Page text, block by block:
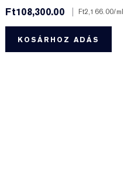
Ft108,300.00
| Ft2,166.00/ml
KOSÁRHOZ ADÁS